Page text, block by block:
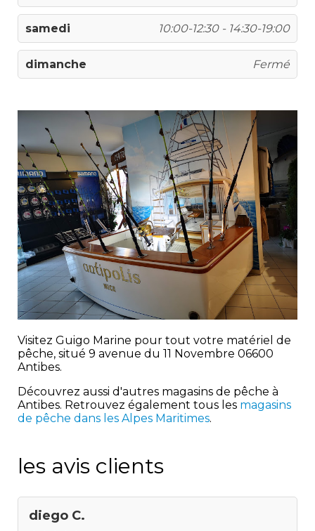
samedi 10:00-12:30 - 14:30-19:00
dimanche Fermé
Visitez Guigo Marine pour tout votre matériel de
pêche, situé 9 avenue du 11 Novembre 06600
Antibes.
Découvrez aussi d'autres magasins de pêche à
Antibes. Retrouvez également tous les magasins
de pêche dans les Alpes Maritimes.
les avis clients
diego C.